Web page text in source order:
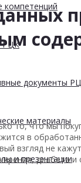
компетенций
РЦК
документы
материалы
и презентации
то, что мы
в
взгляд не
диабета и